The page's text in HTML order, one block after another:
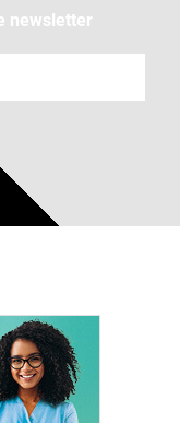
newsletter